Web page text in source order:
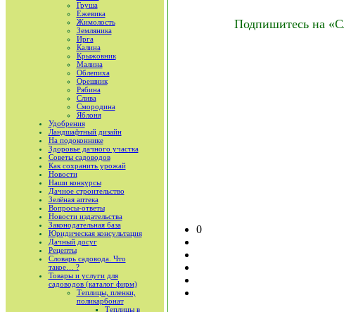
Груша
Ежевика
Жимолость
Земляника
Ирга
Калина
Крыжовник
Малина
Облепиха
Орешник
Рябина
Слива
Смородина
Яблоня
Удобрения
Ландшафтный дизайн
На подоконнике
Здоровье дачного участка
Советы садоводов
Как сохранить урожай
Новости
Наши конкурсы
Дачное строительство
Зелёная аптека
Вопросы-ответы
Новости издательства
Законодательная база
Юридическая консультация
Дачный досуг
Рецепты
Словарь садовода. Что
такое… ?
Товары и услуги для
садоводов (каталог фирм)
Теплицы, пленки,
поликарбонат
Теплицы в
Подпишитесь на
0